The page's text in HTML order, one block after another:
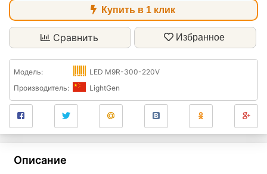
Купить в 1 клик
Сравнить Избранное
Модель:
LED M9R-300-220V
Производитель:
LightGen
Описание